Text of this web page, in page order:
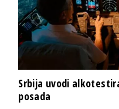
Srbija uvodi
posada